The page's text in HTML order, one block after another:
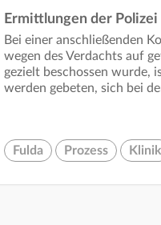
Ermittlungen der Polizei
Bei einer anschließenden
wegen des Verdachts auf
gezielt beschossen wurde,
werden gebeten, sich bei
Fulda Prozess Klinik